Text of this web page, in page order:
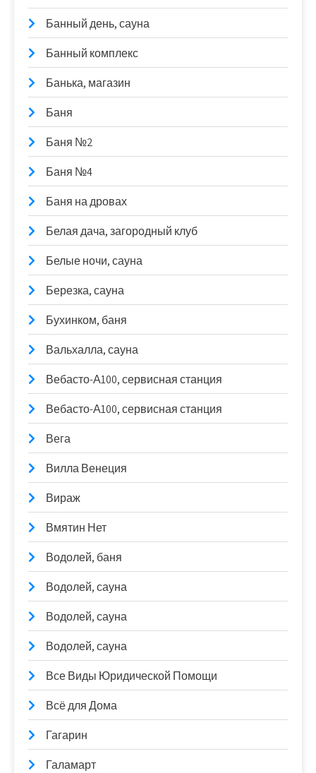
Банный день, сауна
Банный комплекс
Банька, магазин
Баня
Баня №2
Баня №4
Баня на дровах
Белая дача, загородный клуб
Белые ночи, сауна
Березка, сауна
Бухинком, баня
Вальхалла, сауна
Вебасто-А100, сервисная станция
Вебасто-А100, сервисная станция
Вега
Вилла Венеция
Вираж
Вмятин Нет
Водолей, баня
Водолей, сауна
Водолей, сауна
Водолей, сауна
Все Виды Юридической Помощи
Всё для Дома
Гагарин
Галамарт